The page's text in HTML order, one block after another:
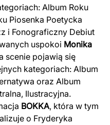
Album Roku
Piosenka Poetycka
i Fonograficzny Debiut
uspokoi Monika
scenie pojawią się
kategoriach: Album
oraz Album
Ilustracyjna.
BOKKA, która w tym
o Fryderyka